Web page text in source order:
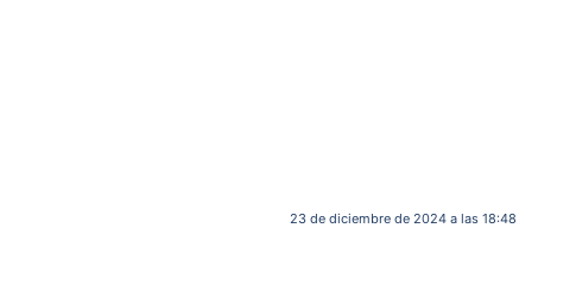
23 de diciembre de 2024 a las 18:48